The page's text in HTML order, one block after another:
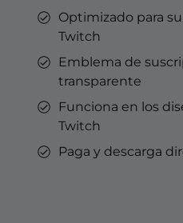
Optimizado para
Twitch
Emblema de
transparente
Funciona en los
Twitch
Paga y descarga